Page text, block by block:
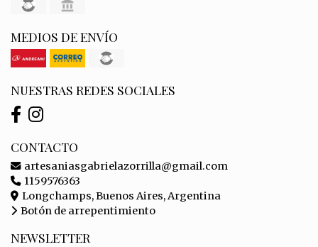
MEDIOS DE ENVÍO
NUESTRAS REDES SOCIALES
CONTACTO
artesaniasgabrielazorrilla@gmail.com
1159576363
Longchamps, Buenos Aires, Argentina
Botón de arrepentimiento
NEWSLETTER